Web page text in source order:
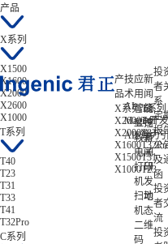
产
品
X系列
X2600
X2000
X1600
X1500
X1000
T系列
T41
T33
T31
T23
技
术
AI
Magik开
AIE算力
应
用
智能
显控
教育
电子
打印
机
扫地
机
二维
码
新
闻
公
司
新
闻
研
发
动
态
投
者
系
定
报
公
及
函
投
者
流
投
产品
X系列
X1500
X1600
X2000
X2600
X1000
T系列
T40
T23
T31
T33
T41
T32Pro
C系列